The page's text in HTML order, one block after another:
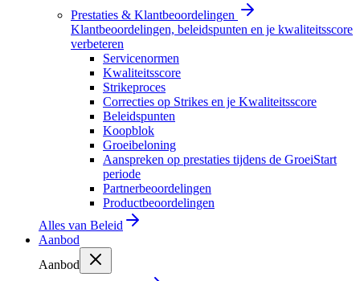
Prestaties & Klantbeoordelingen
Klantbeoordelingen, beleidspunten en je kwaliteitsscore
verbeteren
Servicenormen
Kwaliteitsscore
Strikeproces
Correcties op Strikes en je Kwaliteitsscore
Beleidspunten
Koopblok
Groeibeloning
Aanspreken op prestaties tijdens de GroeiStart
periode
Partnerbeoordelingen
Productbeoordelingen
Alles van Beleid
Aanbod
Aanbod